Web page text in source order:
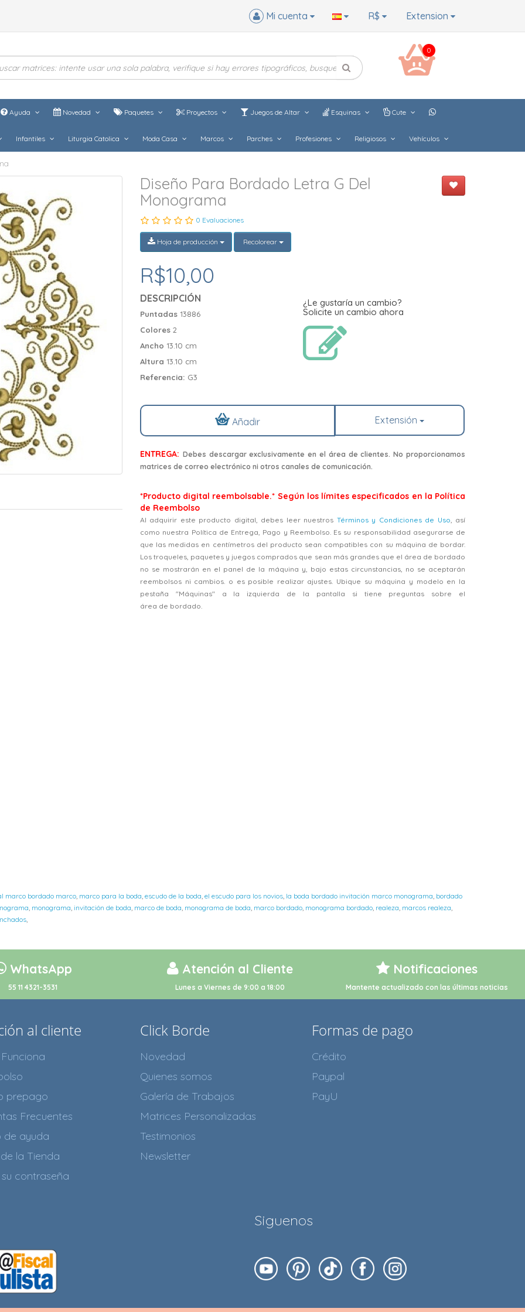
Extension
R$
Mi cuenta
0
Ayuda Novedad Paquetes Proyectos Juegos de Altar Esquinas Cute
Infantiles Liturgia Catolica Moda Casa Marcos Parches Profesiones Religiosos Vehículos
Diseño Para Bordado Letra G Del
Monograma
0 Evaluaciones
Hoja de producción Recolorear
R$10,00
DESCRIPCIÓN
Puntadas 13886
Colores 2
Ancho 13.10 cm
Altura 13.10 cm
Referencia: G3
¿Le gustaría un cambio?
Solicite un cambio ahora
Añadir Extensión
ENTREGA: Debes descargar exclusivamente en el área de clientes. No proporcionamos
matrices de correo electrónico ni otros canales de comunicación.
*Producto digital reembolsable.* Según los límites especificados en la Política
de Reembolso
Al adquirir este producto digital, debes leer nuestros Términos y Condiciones de Uso , así
como nuestra Política de Entrega, Pago y Reembolso. Es su responsabilidad asegurarse de
que las medidas en centímetros del producto sean compatibles con su máquina de bordar.
Los troqueles, paquetes y juegos comprados que sean más grandes que el área de bordado
no se mostrarán en el panel de la máquina y, bajo estas circunstancias, no se aceptarán
reembolsos ni cambios. o es posible realizar ajustes. Ubique su máquina y modelo en la
pestaña "Máquinas" a la izquierda de la pantalla si tiene preguntas sobre el
área de bordado.
marco bordado marco, marco para la boda, escudo de la boda, el escudo para los novios, la boda bordado invitación marco monograma, bordado
, monograma, invitación de boda, marco de boda, monograma de boda, marco bordado, monograma bordado, realeza, marcos realeza,
,
WhatsApp
55 11 4321-3531
Atención al Cliente
Lunes a Viernes de 9:00 a 18:00
Notificaciones
Mantente actualizado con las últimas noticias
al cliente
prepago
Frecuentes
de ayuda
la Tienda
contraseña
Click Borde
Novedad
Quienes somos
Galería de Trabajos
Matrices Personalizadas
Testimonios
Newsletter
Formas de pago
Crédito
Paypal
PayU
Siguenos